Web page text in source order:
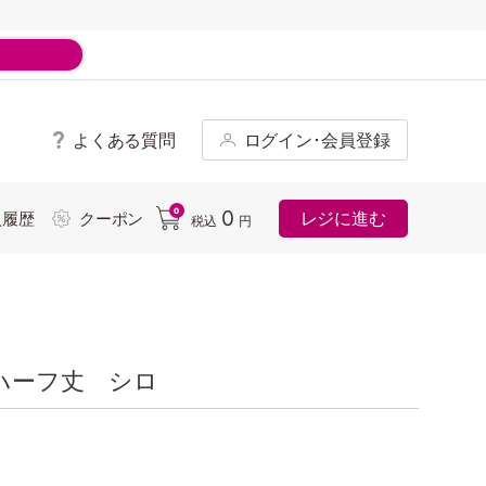
よくある質問 ログイン･会員登録
歴 クーポン 0
税込 0 円 レジに進む
ーフ丈 シロ